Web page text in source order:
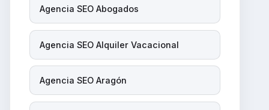
Agencia SEO Abogados
Agencia SEO Alquiler Vacacional
Agencia SEO Aragón